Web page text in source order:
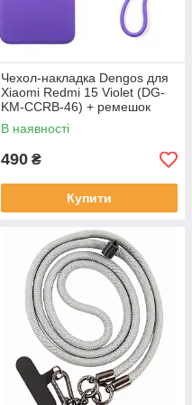
Чeхол-накладка Dengos для
Xiaomi Redmi 15 Violet (DG-
KM-CCRB-46) + ремешок
В наявності
490 ₴
Купити